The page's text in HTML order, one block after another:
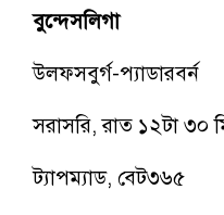
বুন্দেসলিগা
উলফসবুর্গ-প্যাডারবর্ন
সরাসরি, রাত ১২টা ৩০
ট্যাপম্যাড, বেট৩৬৫